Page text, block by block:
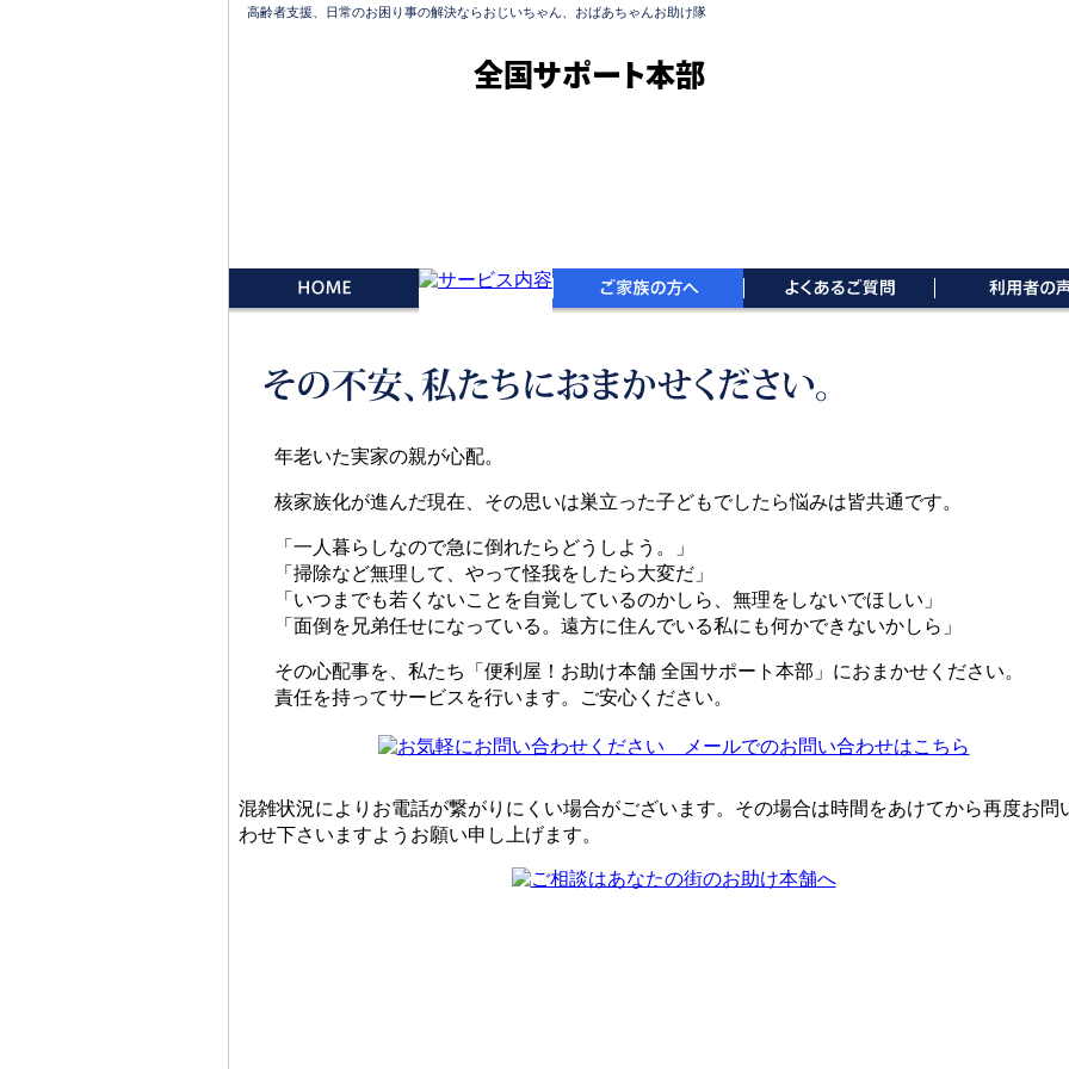
高齢者支援、日常のお困り事の解決ならおじいちゃん、おばあちゃんお助け隊
全国サポート本部
年老いた実家の親が心配。
核家族化が進んだ現在、その思いは巣立った子どもでしたら悩みは皆共通です。
「一人暮らしなので急に倒れたらどうしよう。」
「掃除など無理して、やって怪我をしたら大変だ」
「いつまでも若くないことを自覚しているのかしら、無理をしないでほしい」
「面倒を兄弟任せになっている。遠方に住んでいる私にも何かできないかしら」
その心配事を、私たち「便利屋！お助け本舗 全国サポート本部」におまかせください。
責任を持ってサービスを行います。ご安心ください。
混雑状況によりお電話が繋がりにくい場合がございます。その場合は時間をあけてから再度お問
わせ下さいますようお願い申し上げます。